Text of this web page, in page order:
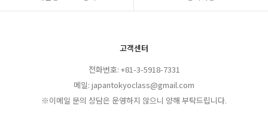
고객센터
전화번호: +81-3-5918-7331
메일: japantokyoclass@gmail.com
※이메일 문의 상담은 운영하지 않으니 양해 부탁드립니다.